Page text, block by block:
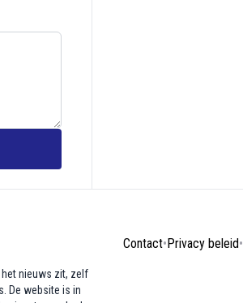
Contact• Privacy beleid•
het nieuws zit, zelf
De website is in